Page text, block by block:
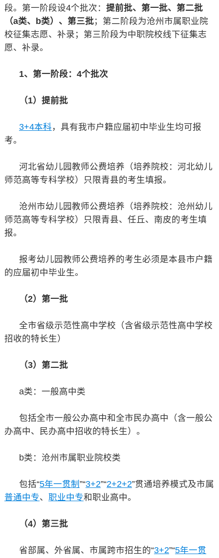
段。第一阶段设4个批次： 提前批、第一批、第二批
（a类、b类）、第三批；第二阶段为沧州市属职业院
校征集志愿、补录；第三阶段为中职院校线下征集志
愿、补录。
1、第一阶段：4个批次
（1）提前批
3+4本科 ，具有我市户籍应届初中毕业生均可报
考。
河北省幼儿园教师公费培养（培养院校：河北幼儿
师范高等专科学校）只限青县的考生填报。
沧州市幼儿园教师公费培养（培养院校：沧州幼儿
师范高等专科学校）只限青县、任丘、南皮的考生填
报。
报考幼儿园教师公费培养的考生必须是本县市户籍
的应届初中毕业生。
（2）第一批
全市省级示范性高中学校（含省级示范性高中学校
招收的特长生）
（3）第二批
a类：一般高中类
包括全市一般公办高中和全市民办高中（含一般公
办高中、民办高中招收的特长生）。
b类：沧州市属职业院校类
包括“5年一贯制 ”“3+2”“2+2+2”贯通培养模式及市属
普通中专、 职业中专和职业高中。
（4）第三批
省部属、外省属、市属跨市招生的“3+2”“5年一贯